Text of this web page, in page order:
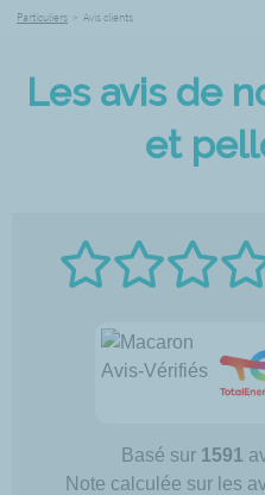
Particuliers > Avis clients
Les avis de
et
Basé sur 1591
Note calculée sur les